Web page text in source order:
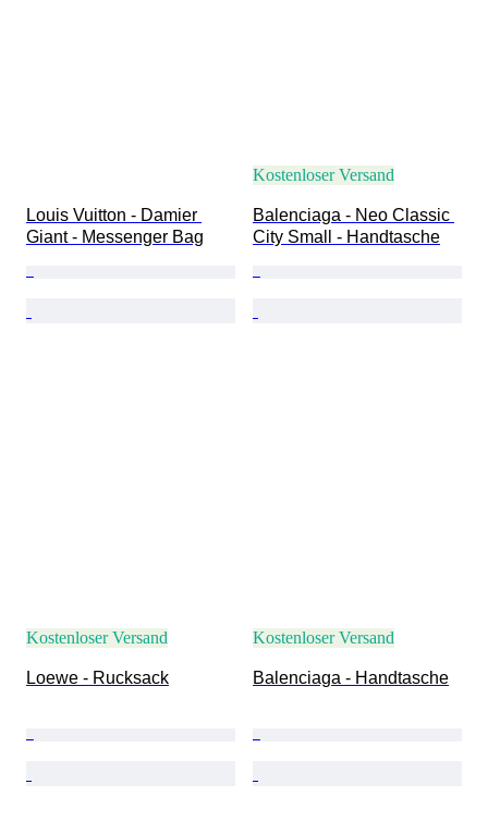
Louis Vuitton - Damier
Giant - Messenger Bag
Kostenloser Versand
Balenciaga - Neo Classic
City Small - Handtasche
Kostenloser Versand
Loewe - Rucksack
Kostenloser Versand
Balenciaga - Handtasche